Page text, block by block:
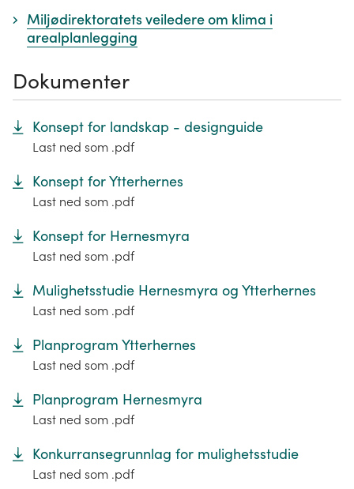
Miljødirektoratets veiledere om klima i
arealplanlegging
Dokumenter
Konsept for landskap - designguide
Last ned som .pdf
Konsept for Ytterhernes
Last ned som .pdf
Konsept for Hernesmyra
Last ned som .pdf
Mulighetsstudie Hernesmyra og Ytterhernes
Last ned som .pdf
Planprogram Ytterhernes
Last ned som .pdf
Planprogram Hernesmyra
Last ned som .pdf
Konkurransegrunnlag for mulighetsstudie
Last ned som .pdf